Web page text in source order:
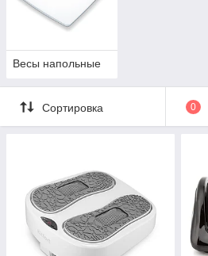
Весы напольные
Сортировка 0